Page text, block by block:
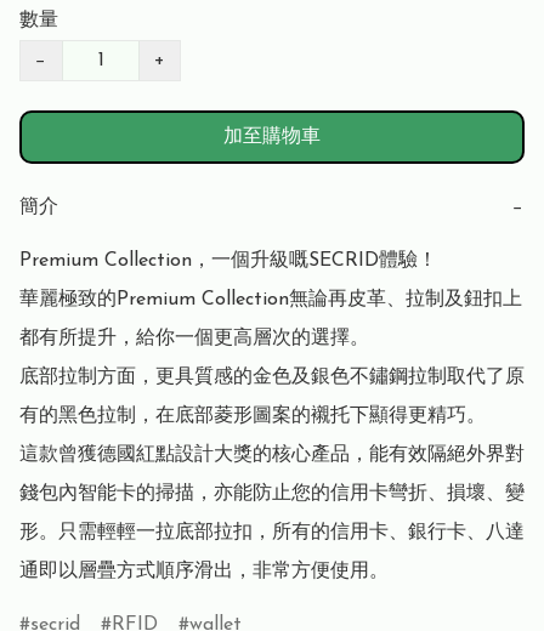
數量
− +
加至購物車
簡介 −
Premium Collection，一個升級嘅SECRID體驗！
華麗極致的Premium Collection無論再皮革、拉制及鈕扣上
都有所提升，給你一個更高層次的選擇。
底部拉制方面，更具質感的金色及銀色不鏽鋼拉制取代了原
有的黑色拉制，在底部菱形圖案的襯托下顯得更精巧。
這款曾獲德國紅點設計大獎的核心產品，能有效隔絕外界對
錢包內智能卡的掃描，亦能防止您的信用卡彎折、損壞、變
形。只需輕輕一拉底部拉扣，所有的信用卡、銀行卡、八達
通即以層疊方式順序滑出，非常方便使用。
secrid RFID wallet